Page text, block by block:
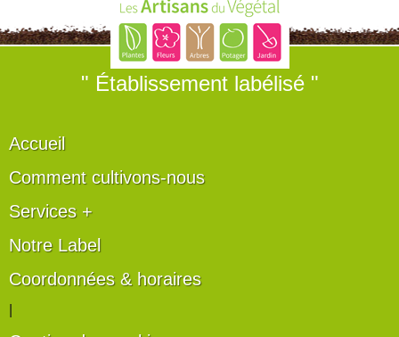
" Établissement labélisé "
Accueil
Comment cultivons-nous
Services +
Notre Label
Coordonnées & horaires